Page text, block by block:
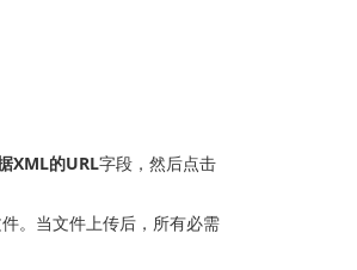
XML的URL字段，然后点击
。当文件上传后，所有必需